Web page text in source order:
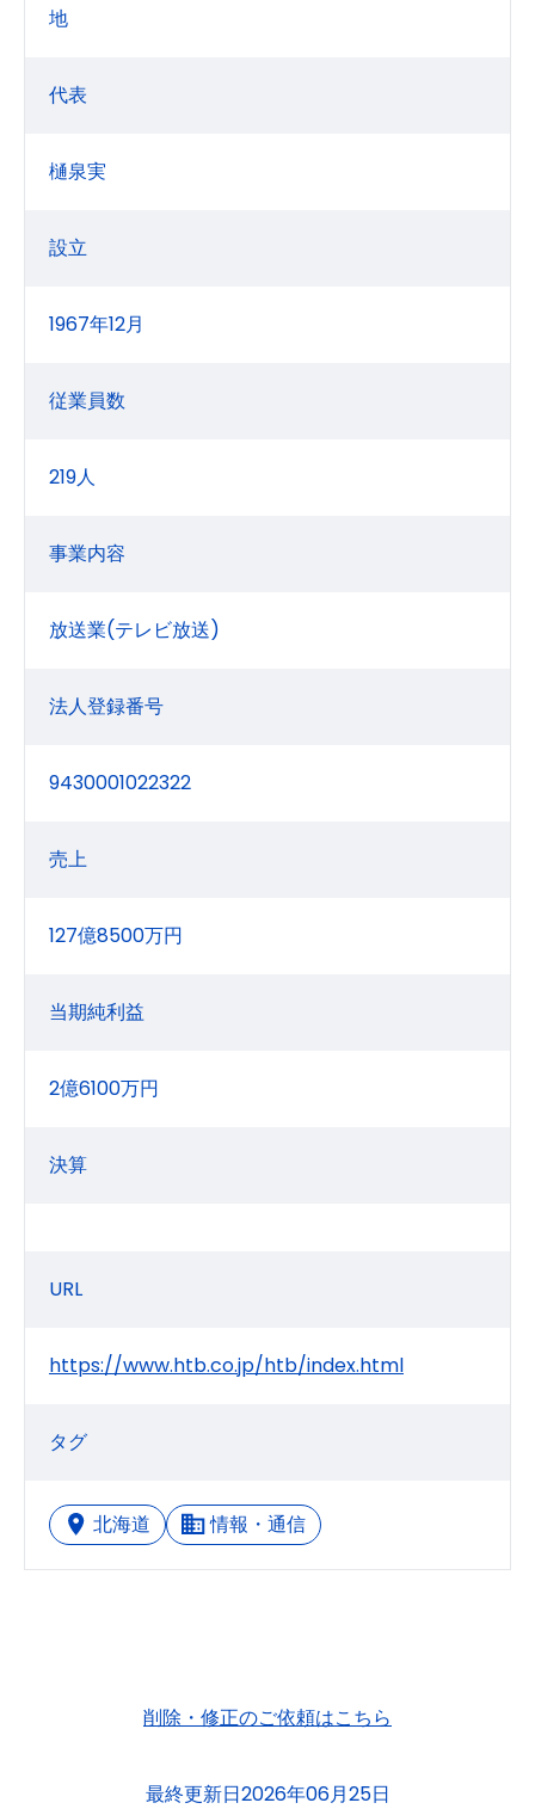
地
代表
樋泉実
設立
1967年12月
従業員数
219人
事業内容
放送業(テレビ放送)
法人登録番号
9430001022322
売上
127億8500万円
当期純利益
2億6100万円
決算
URL
https://www.htb.co.jp/htb/index.html
タグ
北海道 情報・通信
削除・修正のご依頼はこちら
最終更新日2026年06月25日